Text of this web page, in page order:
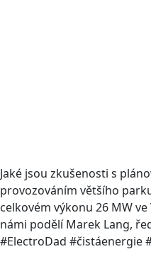
Jaké jsou zkušenosti s
provozováním většího
celkovém výkonu 26 MW
námi podělí Marek Lang,
#ElectroDad #čistáenergie